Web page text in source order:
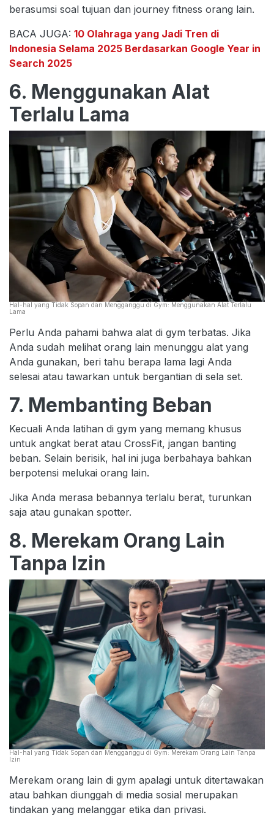
berasumsi soal tujuan dan journey fitness orang lain.
BACA JUGA: 10 Olahraga yang Jadi Tren di
Indonesia Selama 2025 Berdasarkan Google Year in
Search 2025
6. Menggunakan Alat
Terlalu Lama
Hal-hal yang Tidak Sopan dan Mengganggu di Gym: Menggunakan Alat Terlalu
Lama
Perlu Anda pahami bahwa alat di gym terbatas. Jika
Anda sudah melihat orang lain menunggu alat yang
Anda gunakan, beri tahu berapa lama lagi Anda
selesai atau tawarkan untuk bergantian di sela set.
7. Membanting Beban
Kecuali Anda latihan di gym yang memang khusus
untuk angkat berat atau CrossFit, jangan banting
beban. Selain berisik, hal ini juga berbahaya bahkan
berpotensi melukai orang lain.
Jika Anda merasa bebannya terlalu berat, turunkan
saja atau gunakan spotter.
8. Merekam Orang Lain
Tanpa Izin
Hal-hal yang Tidak Sopan dan Mengganggu di Gym: Merekam Orang Lain Tanpa
Izin
Merekam orang lain di gym apalagi untuk ditertawakan
atau bahkan diunggah di media sosial merupakan
tindakan yang melanggar etika dan privasi.